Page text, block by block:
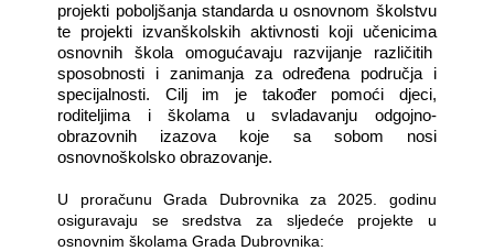
projekti poboljšanja standarda u osnovnom školstvu
te projekti izvanškolskih aktivnosti koji učenicima
osnovnih škola omogućavaju razvijanje različitih
sposobnosti i zanimanja za određena područja i
specijalnosti. Cilj im je također pomoći djeci,
roditeljima i školama u svladavanju odgojno-
obrazovnih izazova koje sa sobom nosi
osnovnoškolsko obrazovanje.
U proračunu Grada Dubrovnika za 2025. godinu
osiguravaju se sredstva za sljedeće projekte u
osnovnim školama Grada Dubrovnika: